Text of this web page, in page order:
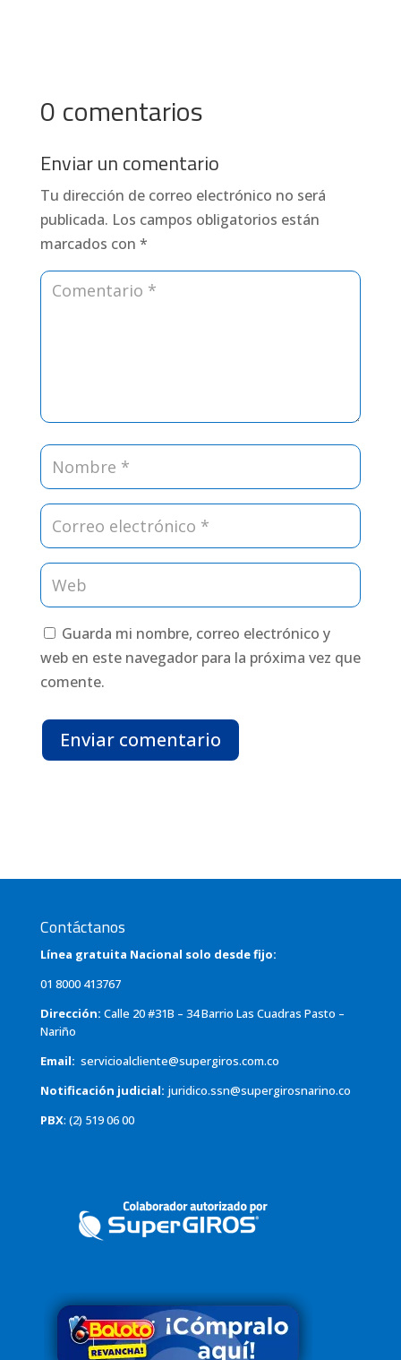
0 comentarios
Enviar un comentario
Tu dirección de correo electrónico no será
publicada. Los campos obligatorios están
marcados con *
Guarda mi nombre, correo electrónico y
web en este navegador para la próxima vez que
comente.
Enviar comentario
Contáctanos
Línea gratuita Nacional solo desde fijo:
01 8000 413767
Dirección: Calle 20 #31B – 34 Barrio Las Cuadras Pasto –
Nariño
Email: servicioalcliente@supergiros.com.co
Notificación judicial: juridico.ssn@supergirosnarino.co
PBX: (2) 519 06 00